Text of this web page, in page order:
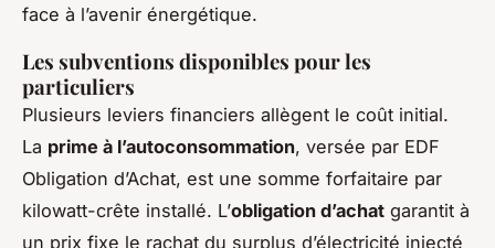
face à l’avenir énergétique.
Les subventions disponibles pour les
particuliers
Plusieurs leviers financiers allègent le coût initial.
La prime à l’autoconsommation, versée par EDF
Obligation d’Achat, est une somme forfaitaire par
kilowatt-crête installé. L’obligation d’achat garantit à
un prix fixe le rachat du surplus d’électricité injecté